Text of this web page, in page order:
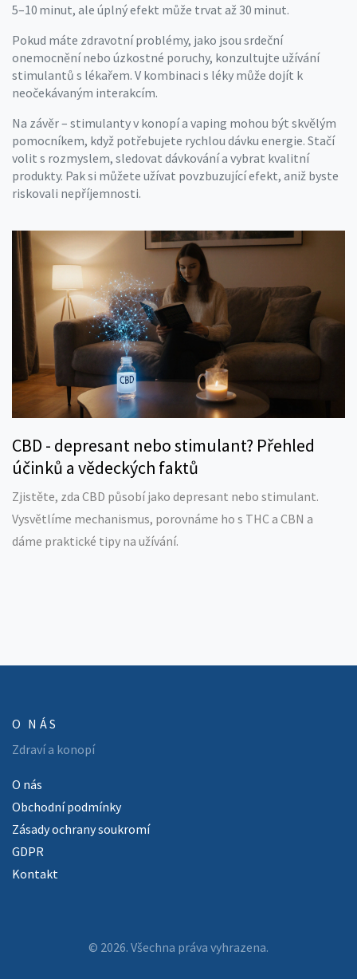
5–10 minut, ale úplný efekt může trvat až 30 minut.
Pokud máte zdravotní problémy, jako jsou srdeční
onemocnění nebo úzkostné poruchy, konzultujte užívání
stimulantů s lékařem. V kombinaci s léky může dojít k
neočekávaným interakcím.
Na závěr – stimulanty v konopí a vaping mohou být skvělým
pomocníkem, když potřebujete rychlou dávku energie. Stačí
volit s rozmyslem, sledovat dávkování a vybrat kvalitní
produkty. Pak si můžete užívat povzbuzující efekt, aniž byste
riskovali nepříjemnosti.
CBD - depresant nebo stimulant? Přehled
účinků a vědeckých faktů
Zjistěte, zda CBD působí jako depresant nebo stimulant.
Vysvětlíme mechanismus, porovnáme ho s THC a CBN a
dáme praktické tipy na užívání.
O NÁS
Zdraví a konopí
O nás
Obchodní podmínky
Zásady ochrany soukromí
GDPR
Kontakt
© 2026. Všechna práva vyhrazena.